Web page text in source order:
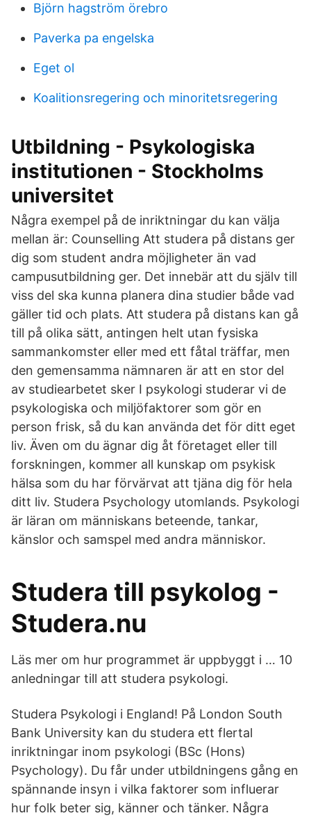
Björn hagström örebro
Paverka pa engelska
Eget ol
Koalitionsregering och minoritetsregering
Utbildning - Psykologiska
institutionen - Stockholms
universitet
Några exempel på de inriktningar du kan välja
mellan är: Counselling Att studera på distans ger
dig som student andra möjligheter än vad
campusutbildning ger. Det innebär att du själv till
viss del ska kunna planera dina studier både vad
gäller tid och plats. Att studera på distans kan gå
till på olika sätt, antingen helt utan fysiska
sammankomster eller med ett fåtal träffar, men
den gemensamma nämnaren är att en stor del
av studiearbetet sker I psykologi studerar vi de
psykologiska och miljöfaktorer som gör en
person frisk, så du kan använda det för ditt eget
liv. Även om du ägnar dig åt företaget eller till
forskningen, kommer all kunskap om psykisk
hälsa som du har förvärvat att tjäna dig för hela
ditt liv. Studera Psychology utomlands. Psykologi
är läran om människans beteende, tankar,
känslor och samspel med andra människor.
Studera till psykolog -
Studera.nu
Läs mer om hur programmet är uppbyggt i … 10
anledningar till att studera psykologi.
Studera Psykologi i England! På London South
Bank University kan du studera ett flertal
inriktningar inom psykologi (BSc (Hons)
Psychology). Du får under utbildningens gång en
spännande insyn i vilka faktorer som influerar
hur folk beter sig, känner och tänker. Några